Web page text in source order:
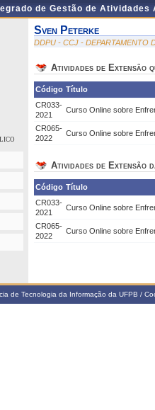
de Gestão de Atividades
Sven Peterke
DDPU - CCJ - DEPARTAMENTO
Atividades de Extensão
Código Título
CR033-
2021
Curso Online sobre
CR065-
2022
Curso Online sobre
Atividades de Extensão
Código Título
CR033-
2021
Curso Online sobre
CR065-
2022
Curso Online sobre
de Tecnologia da Informação da UFPB /